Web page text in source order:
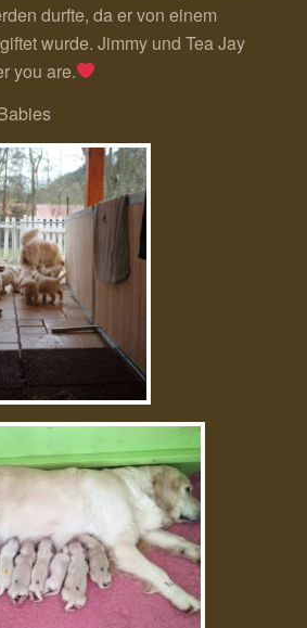
durfte, da er von einem
wurde. Jimmy und Tea Jay
you are.